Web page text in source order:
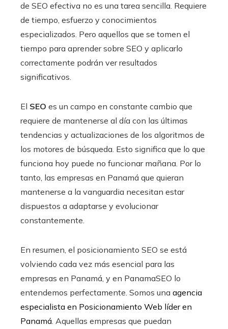
de SEO efectiva no es una tarea sencilla. Requiere
de tiempo, esfuerzo y conocimientos
especializados. Pero aquellos que se tomen el
tiempo para aprender sobre SEO y aplicarlo
correctamente podrán ver resultados
significativos.
El SEO es un campo en constante cambio que
requiere de mantenerse al día con las últimas
tendencias y actualizaciones de los algoritmos de
los motores de búsqueda. Esto significa que lo que
funciona hoy puede no funcionar mañana. Por lo
tanto, las empresas en Panamá que quieran
mantenerse a la vanguardia necesitan estar
dispuestos a adaptarse y evolucionar
constantemente.
En resumen, el posicionamiento SEO se está
volviendo cada vez más esencial para las
empresas en Panamá, y en PanamaSEO lo
entendemos perfectamente. Somos una agencia
especialista en Posicionamiento Web líder en
Panamá . Aquellas empresas que puedan